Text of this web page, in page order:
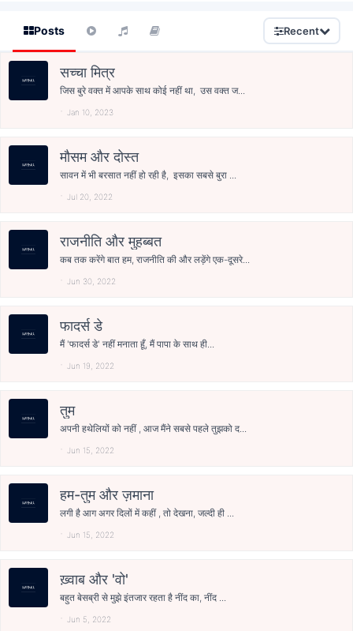
Posts Recent
सच्चा मित्र
जिस बुरे वक्त में आपके साथ कोई नहीं था, उस वक्त ज...
Jan 10, 2023
मौसम और दोस्त
सावन में भी बरसात नहीं हो रही है, इसका सबसे बुरा ...
Jul 20, 2022
राजनीति और मुहब्बत
कब तक करेंगे बात हम, राजनीति की और लड़ेंगे एक-दूसरे...
Jun 30, 2022
फादर्स डे
मैं 'फादर्स डे' नहीं मनाता हूँ, मैं पापा के साथ ही...
Jun 19, 2022
तुम
अपनी हथेलियों को नहीं , आज मैंने सबसे पहले तुझको द...
Jun 15, 2022
हम-तुम और ज़माना
लगी है आग अगर दिलों में कहीं , तो देखना, जल्दी ही ...
Jun 15, 2022
ख़्वाब और 'वो'
बहुत बेसब्री से मुझे इंतजार रहता है नींद का, नींद ...
Jun 5, 2022